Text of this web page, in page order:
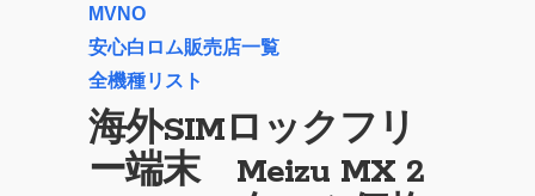
MVNO
安心白ロム販売店一覧
全機種リスト
海外SIMロックフリ
ー端末 Meizu MX 2